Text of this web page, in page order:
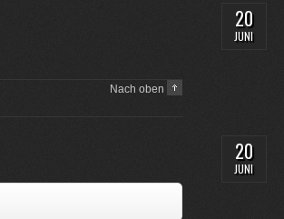
Nach oben
20
JUNI
20
JUNI